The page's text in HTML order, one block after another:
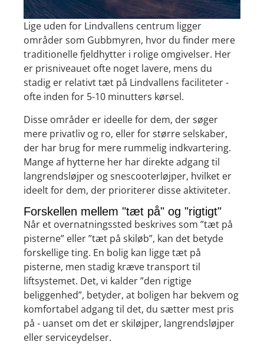
Lige uden for Lindvallens centrum ligger
områder som Gubbmyren, hvor du finder mere
traditionelle fjeldhytter i rolige omgivelser. Her
er prisniveauet ofte noget lavere, mens du
stadig er relativt tæt på Lindvallens faciliteter -
ofte inden for 5-10 minutters kørsel.
Disse områder er ideelle for dem, der søger
mere privatliv og ro, eller for større selskaber,
der har brug for mere rummelig indkvartering.
Mange af hytterne her har direkte adgang til
langrendsløjper og snescooterløjper, hvilket er
ideelt for dem, der prioriterer disse aktiviteter.
Forskellen mellem "tæt på" og "rigtigt"
Når et overnatningssted beskrives som ”tæt på
pisterne” eller ”tæt på skiløb”, kan det betyde
forskellige ting. En bolig kan ligge tæt på
pisterne, men stadig kræve transport til
liftsystemet. Det, vi kalder ”den rigtige
beliggenhed”, betyder, at boligen har bekvem og
komfortabel adgang til det, du sætter mest pris
på - uanset om det er skiløjper, langrendsløjper
eller serviceydelser.